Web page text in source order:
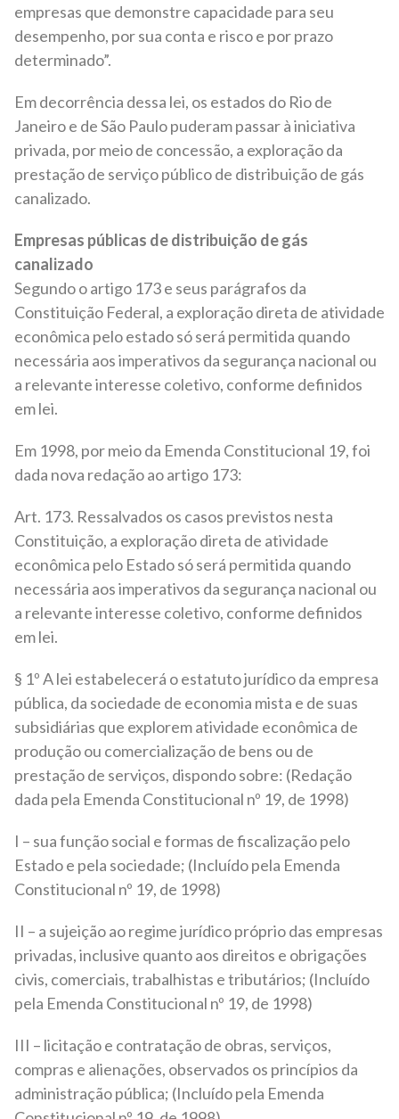
empresas que demonstre capacidade para seu
desempenho, por sua conta e risco e por prazo
determinado”.
Em decorrência dessa lei, os estados do Rio de
Janeiro e de São Paulo puderam passar à iniciativa
privada, por meio de concessão, a exploração da
prestação de serviço público de distribuição de gás
canalizado.
Empresas públicas de distribuição de gás
canalizado
Segundo o artigo 173 e seus parágrafos da
Constituição Federal, a exploração direta de atividade
econômica pelo estado só será permitida quando
necessária aos imperativos da segurança nacional ou
a relevante interesse coletivo, conforme definidos
em lei.
Em 1998, por meio da Emenda Constitucional 19, foi
dada nova redação ao artigo 173:
Art. 173. Ressalvados os casos previstos nesta
Constituição, a exploração direta de atividade
econômica pelo Estado só será permitida quando
necessária aos imperativos da segurança nacional ou
a relevante interesse coletivo, conforme definidos
em lei.
§ 1º A lei estabelecerá o estatuto jurídico da empresa
pública, da sociedade de economia mista e de suas
subsidiárias que explorem atividade econômica de
produção ou comercialização de bens ou de
prestação de serviços, dispondo sobre: (Redação
dada pela Emenda Constitucional nº 19, de 1998)
I – sua função social e formas de fiscalização pelo
Estado e pela sociedade; (Incluído pela Emenda
Constitucional nº 19, de 1998)
II – a sujeição ao regime jurídico próprio das empresas
privadas, inclusive quanto aos direitos e obrigações
civis, comerciais, trabalhistas e tributários; (Incluído
pela Emenda Constitucional nº 19, de 1998)
III – licitação e contratação de obras, serviços,
compras e alienações, observados os princípios da
administração pública; (Incluído pela Emenda